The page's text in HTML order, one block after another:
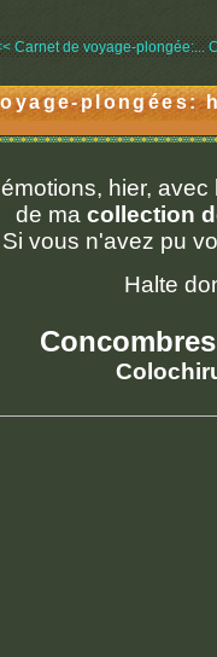
Carnet de voyage-plongée:...
plongées:
hier,
de ma collection
Si vous n'avez pu
Halte